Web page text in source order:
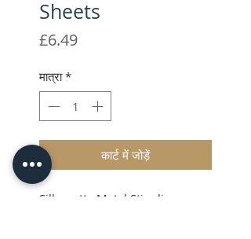
Sheets
£6.49मूल्य
मात्रा *
कार्ट में जोड़ें
Silhouette Metal Stippling